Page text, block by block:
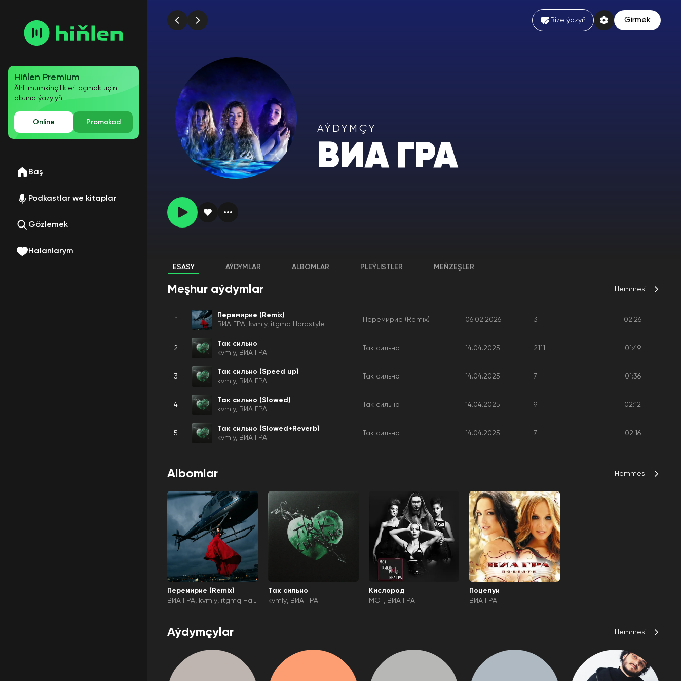
Hiňlen Premium
Ähli mümkinçilikleri açmak üçin
abuna ýazylyň.
Online Promokod
Baş
Podkastlar we kitaplar
Gözlemek
Halanlarym
Bize ýazyň Girmek
AÝDYMÇY
ВИА ГРА
ESASY AÝDYMLAR ALBOMLAR PLEÝLISTLER MEŇZEŞLER
Meşhur aýdymlar Hemmesi
1
Перемирие (Remix)
ВИА ГРА
kvmly itgmq Hardstyle
Перемирие (Remix) 06.02.2026 3 02:26
2
Так сильно
kvmly
ВИА ГРА
Так сильно 14.04.2025 2111 01:49
3
Так сильно (Speed up)
kvmly
ВИА ГРА
Так сильно 14.04.2025 7 01:36
4
Так сильно (Slowed)
kvmly
ВИА ГРА
Так сильно 14.04.2025 9 02:12
5
Так сильно (Slowed+Reverb)
kvmly
ВИА ГРА
Так сильно 14.04.2025 7 02:16
Albomlar Hemmesi
Перемирие (Remix)
ВИА ГРА
kvmly itgmq Har
Так сильно
kvmly
ВИА ГРА
Кислород
MOT
ВИА ГРА
Поцелуи
ВИА ГРА
Aýdymçylar Hemmesi